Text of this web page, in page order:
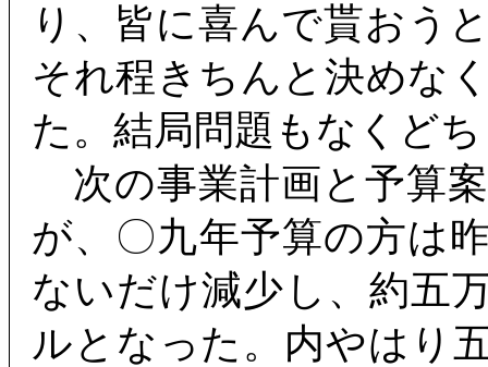
り、皆に喜んで貰おう
それ程きちんと決めな
た。結局問題もなくど
次の事業計画と予算
が、〇九年予算の方は
ないだけ減少し、約五
ルとなった。内やはり